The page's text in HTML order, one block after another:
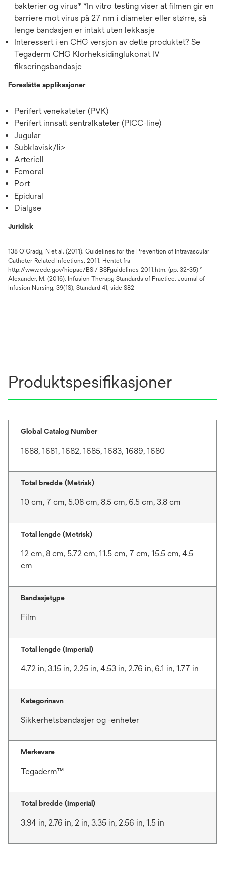
bakterier og virus* *In vitro testing viser at filmen gir en
barriere mot virus på 27 nm i diameter eller større, så
lenge bandasjen er intakt uten lekkasje
Interessert i en CHG versjon av dette produktet? Se
Tegaderm CHG Klorheksidinglukonat IV
fikseringsbandasje
Foreslåtte applikasjoner
Perifert venekateter (PVK)
Perifert innsatt sentralkateter (PICC-line)
Jugular
Subklavisk/li>
Arteriell
Femoral
Port
Epidural
Dialyse
Juridisk
138 O’Grady, N et al. (2011). Guidelines for the Prevention of Intravascular
Catheter-Related Infections, 2011. Hentet fra
http://www.cdc.gov/hicpac/BSI/ BSFguidelines-2011.htm. (pp. 32-35) ²
Alexander, M. (2016). Infusion Therapy Standards of Practice. Journal of
Infusion Nursing, 39(1S), Standard 41, side S82
Produktspesifikasjoner
Global Catalog Number
1688, 1681, 1682, 1685, 1683, 1689, 1680
Total bredde (Metrisk)
10 cm, 7 cm, 5.08 cm, 8.5 cm, 6.5 cm, 3.8 cm
Total lengde (Metrisk)
12 cm, 8 cm, 5.72 cm, 11.5 cm, 7 cm, 15.5 cm, 4.5
cm
Bandasjetype
Film
Total lengde (Imperial)
4.72 in, 3.15 in, 2.25 in, 4.53 in, 2.76 in, 6.1 in, 1.77 in
Kategorinavn
Sikkerhetsbandasjer og -enheter
Merkevare
Tegaderm™
Total bredde (Imperial)
3.94 in, 2.76 in, 2 in, 3.35 in, 2.56 in, 1.5 in